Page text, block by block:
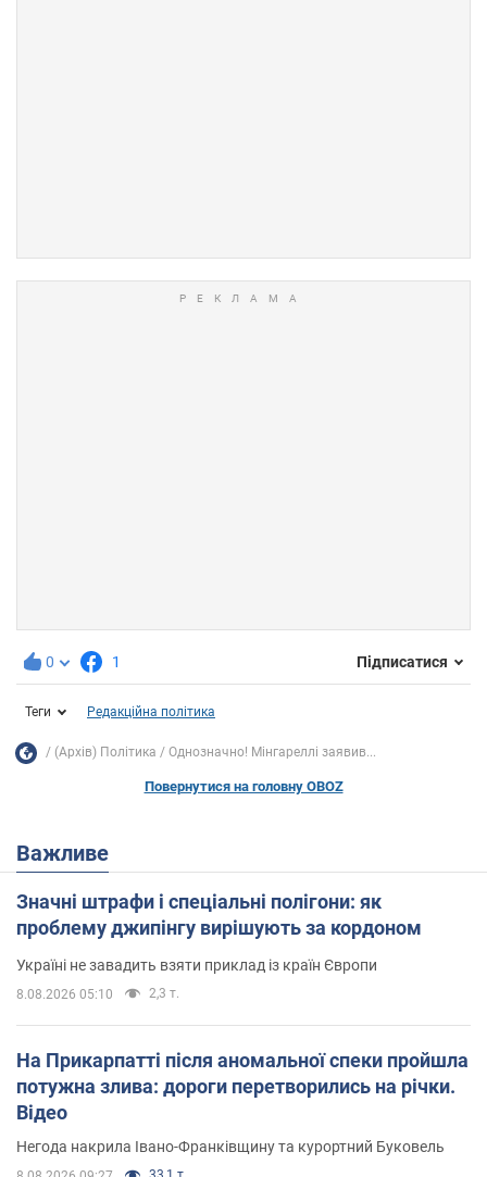
0 1 Підписатися
Теги Редакційна політика
(Архів) Політика Однозначно! Мінгареллі заявив...
Повернутися на головну OBOZ
Важливе
Значні штрафи і спеціальні полігони: як
проблему джипінгу вирішують за кордоном
Україні не завадить взяти приклад із країн Європи
8.08.2026 05:10 2,3 т.
На Прикарпатті після аномальної спеки пройшла
потужна злива: дороги перетворились на річки.
Відео
Негода накрила Івано-Франківщину та курортний Буковель